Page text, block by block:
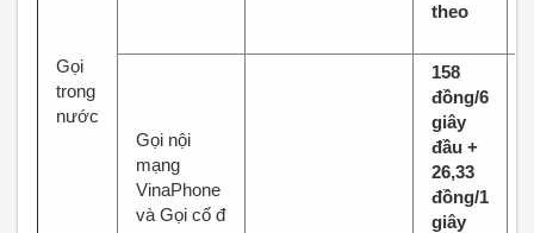
Gọi
trong
nước
theo
Gọi nội
mạng
VinaPhone
và Gọi cố đ
158
đồng/6
giây
đầu +
26,33
đồng/1
giây